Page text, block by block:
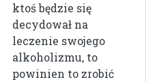
ktoś będzie się
decydował na
leczenie swojego
alkoholizmu, to
powinien to zrobić